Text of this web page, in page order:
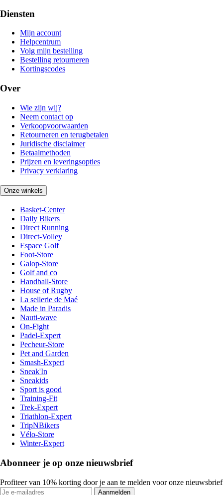
Diensten
Mijn account
Helpcentrum
Volg mijn bestelling
Bestelling retourneren
Kortingscodes
Over
Wie zijn wij?
Neem contact op
Verkoopvoorwaarden
Retourneren en terugbetalen
Juridische disclaimer
Betaalmethoden
Prijzen en leveringsopties
Privacy verklaring
Onze winkels
Basket-Center
Daily Bikers
Direct Running
Direct-Volley
Espace Golf
Foot-Store
Galop-Store
Golf and co
Handball-Store
House of Rugby
La sellerie de Maé
Made in Paradis
Nauti-wave
On-Fight
Padel-Expert
Pecheur-Store
Pet and Garden
Smash-Expert
Sneak'In
Sneakids
Sport is good
Training-Fit
Trek-Expert
Triathlon-Expert
TripNBikers
Vélo-Store
Winter-Expert
Abonneer je op onze nieuwsbrief
Profiteer van 10% korting door je aan te melden voor onze nieuwsbrief
Aanmelden